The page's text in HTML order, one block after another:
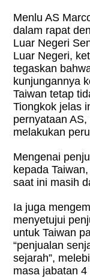
Menlu AS
dalam rapat
Luar Negeri
Luar Negeri,
tegaskan
kunjungannya
Taiwan tetap
Tiongkok jelas
pernyataan
melakukan
Mengenai
kepada
saat ini masih
Ia juga
menyetujui
untuk Taiwan
“penjualan
sejarah”,
masa jabatan